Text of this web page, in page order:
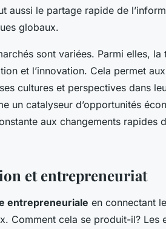
aussi le partage rapide de
globaux.
sont variées. Parmi elles, la
et l’innovation. Cela permet
cultures et perspectives dans
un catalyseur d’opportunités
aux changements rapides
et entrepreneuriat
entrepreneuriale en connectant
Comment cela se produit-il? Les